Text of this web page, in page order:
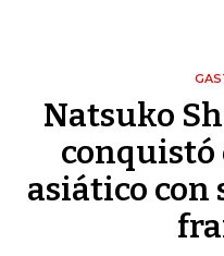
Natsuko
asiático con